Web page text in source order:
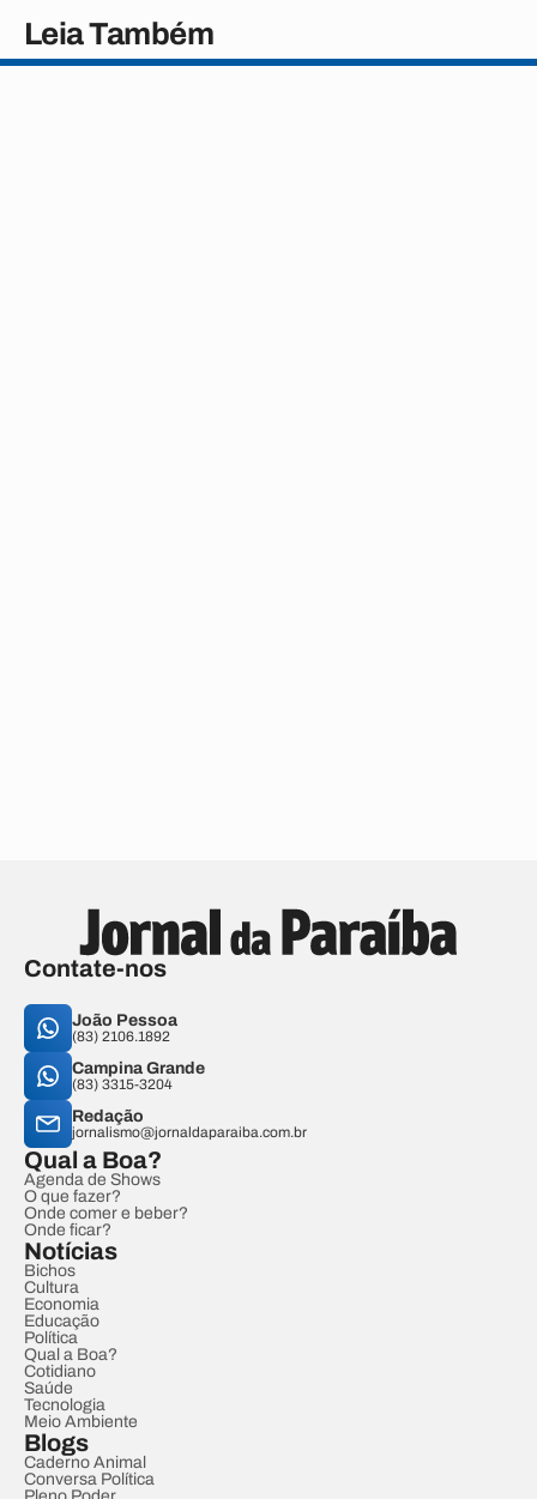
Leia Também
Contate-nos
João Pessoa
(83) 2106.1892
Campina Grande
(83) 3315-3204
Redação
jornalismo@jornaldaparaiba.com.br
Qual a Boa?
Agenda de Shows
O que fazer?
Onde comer e beber?
Onde ficar?
Notícias
Bichos
Cultura
Economia
Educação
Política
Qual a Boa?
Cotidiano
Saúde
Tecnologia
Meio Ambiente
Blogs
Caderno Animal
Conversa Política